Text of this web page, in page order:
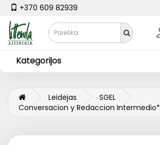
+370 609 82939
Kategorijos
Leidėjas
SGEL
Conversacion y Redaccion Intermedio*